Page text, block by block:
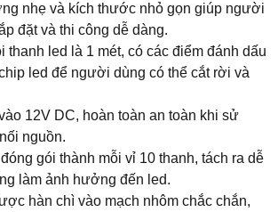
nhẹ và kích thước nhỏ gọn giúp người
đặt và thi công dễ dàng.
thanh led là 1 mét, có các điểm đánh dấu
led để người dùng có thể cắt rời và
12V DC, hoàn toàn an toàn khi sử
nguồn.
gói thành mỗi vỉ 10 thanh, tách ra dễ
làm ảnh hưởng đến led.
hàn chì vào mạch nhôm chắc chắn,